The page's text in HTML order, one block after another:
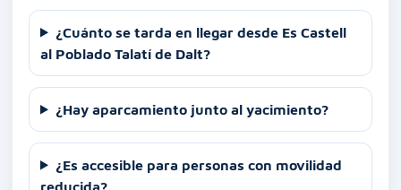
¿Cuánto se tarda en llegar desde Es Castell
al Poblado Talatí de Dalt?
¿Hay aparcamiento junto al yacimiento?
¿Es accesible para personas con movilidad
reducida?